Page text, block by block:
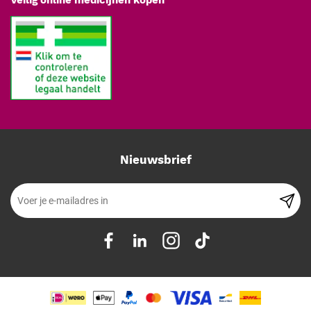
op beschadiging; rotatie is sneller. Veel motoren bieden beide.
Passen alle punches op de handpiece?
Nee, de punches moeten bij het systeem van de motor passen.
Controleer de aansluiting bij de keuze.
Nieuwsbrief